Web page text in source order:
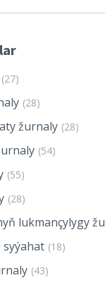
(27)
(28)
žurnaly (28)
(54)
(55)
(28)
lukmançylygy
syýahat (18)
(43)